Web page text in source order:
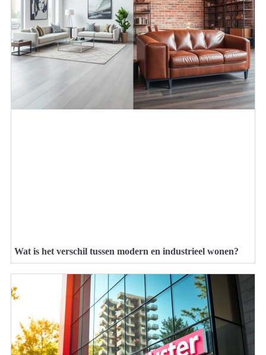
Wat is het verschil tussen modern en industrieel wonen?